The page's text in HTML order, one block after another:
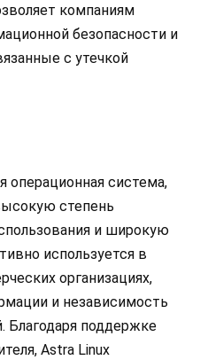
компаниям
безопасности и
с утечкой
операционная система,
степень
и широкую
используется в
организациях,
и независимость
Благодаря поддержке
Astra Linux